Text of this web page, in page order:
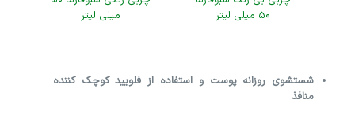
۵۰ میلی لیتر
میلی لیتر
شستشوی روزانه پوست و استفاده از فلویید کوچک کننده
منافذ